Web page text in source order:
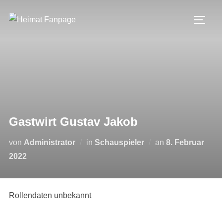
Inhalt
Gastwirt Gustav Jakob
von Administrator in Schauspieler an Veröffentlicht
8. Februar
2022
Rollendaten unbekannt